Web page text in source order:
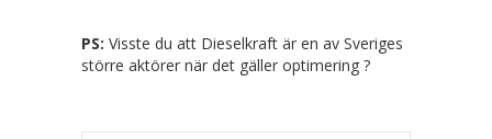
PS: Visste du att Dieselkraft är en av Sveriges
större aktörer när det gäller optimering ?